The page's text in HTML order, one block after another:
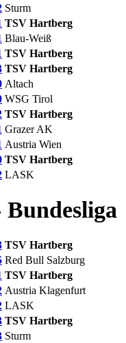
Sturm
TSV Hartberg
Blau-Weiß
TSV Hartberg
TSV Hartberg
Altach
WSG Tirol
TSV Hartberg
Grazer AK
Austria Wien
TSV Hartberg
LASK
Bundesliga
TSV Hartberg
Red Bull Salzburg
TSV Hartberg
Austria Klagenfurt
LASK
TSV Hartberg
Sturm